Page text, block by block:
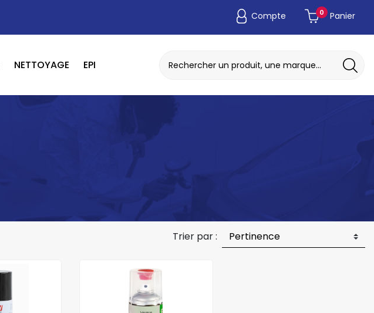
Compte 0 Panier
NETTOYAGE EPI
Trier par :